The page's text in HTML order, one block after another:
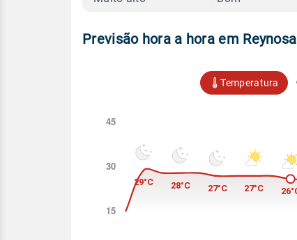
Previsão hora a hora em Reynosa
Temperatura